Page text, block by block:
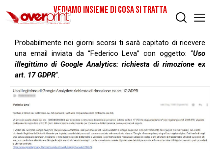
VEDIAMO INSIEME DI COSA SI TRATTA
Probabilmente nei giorni scorsi ti sarà capitato di ricevere
una email inviata da “Federico Leva” con oggetto: “Uso
illegittimo di Google Analytics: richiesta di rimozione ex
art. 17 GDPR“.